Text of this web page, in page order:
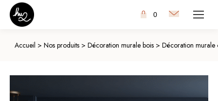
0
Accueil > Nos produits> Décoration murale bois> Décoration murale